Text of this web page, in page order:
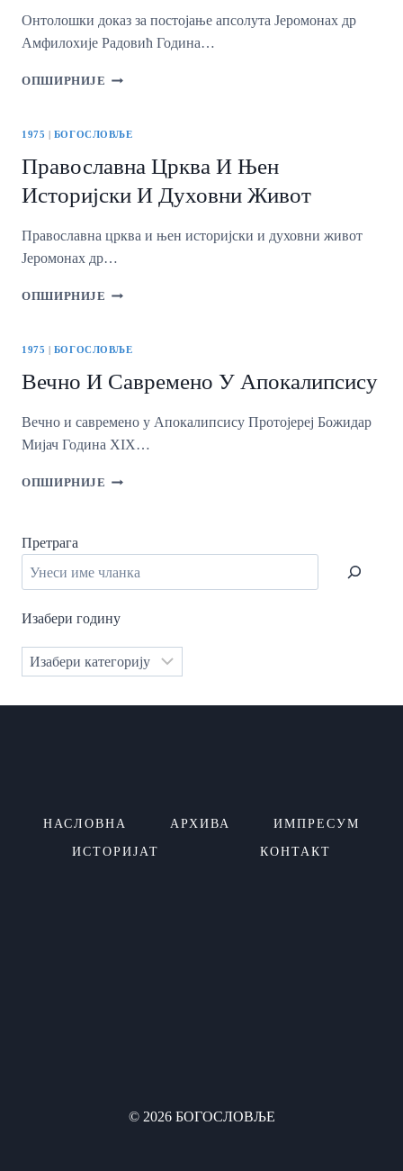
Онтолошки доказ за постојање апсолута Јеромонах др
Амфилохије Радовић Година…
ОПШИРНИЈЕ ОНТОЛОШКИ
ПОСТОЈАЊЕ
1975 | БОГОСЛОВЉЕ
Православна Црква И Њен
Историјски И Духовни Живот
Православна црква и њен историјски и духовни живот
Јеромонах др…
ОПШИРНИЈЕ ПРАВОСЛАВНА
ЊЕН
И
ЖИВОТ
1975 | БОГОСЛОВЉЕ
Вечно И Савремено У Апокалипсису
Вечно и савремено у Апокалипсису Протојереј Божидар
Мијач Година XIX…
ОПШИРНИЈЕ ВЕЧНО
Претрага
Изабери годину
Категорије
НАСЛОВНА АРХИВА ИМПРЕСУМ
ИСТОРИЈАТ КОНТАКТ
© 2026 БОГОСЛОВЉЕ